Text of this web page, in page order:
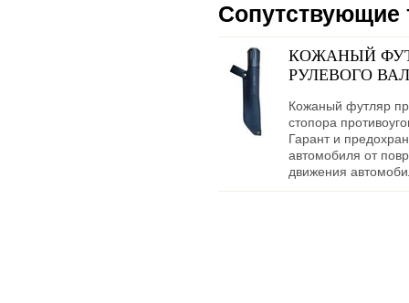
Сопутствующие
КОЖАНЫЙ
РУЛЕВОГО
Кожаный футляр
стопора
Гарант и
автомобиля от
движения